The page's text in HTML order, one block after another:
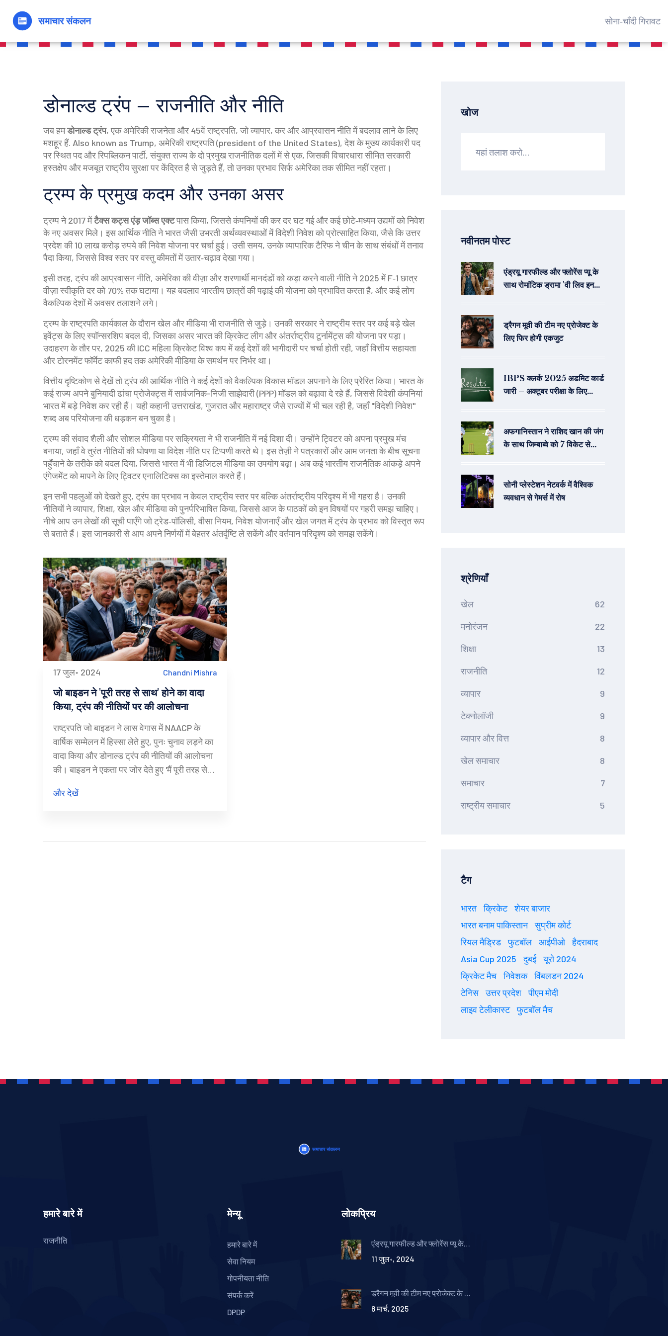
सोना‑चाँदी गिरावट
डोनाल्ड ट्रंप – राजनीति और नीति
जब हमडोनाल्ड ट्रंप,एक अमेरिकी राजनेता और 45वें राष्ट्रपति, जो व्यापार, कर और आप्रवासन नीति में बदलाव लाने के लिए
मशहूर हैं. Also known as Trump, अमेरिकी राष्ट्रपति(president of the United States),देश के मुख्य कार्यकारी पद
पर स्थित पदऔररिपब्लिकन पार्टी,संयुक्त राज्य के दो प्रमुख राजनीतिक दलों में से एक, जिसकी विचारधारा सीमित सरकारी
हस्तक्षेप और मजबूत राष्ट्रीय सुरक्षा पर केंद्रित हैसे जुड़ते हैं, तो उनका प्रभाव सिर्फ अमेरिका तक सीमित नहीं रहता।
ट्रम्प के प्रमुख कदम और उनका असर
ट्रम्प ने 2017 मेंटैक्स कट्स एंड़ जॉब्स एक्टपास किया, जिससे कंपनियों की कर दर घट गई और कई छोटे‑मध्यम उद्यमों को निवेश
के नए अवसर मिले। इस आर्थिक नीति ने भारत जैसी उभरती अर्थव्यवस्थाओं में विदेशी निवेश को प्रोत्साहित किया, जैसे कि उत्तर
प्रदेश की 10 लाख करोड़ रुपये की निवेश योजना पर चर्चा हुई। उसी समय, उनके व्यापारिक टैरिफ ने चीन के साथ संबंधों में तनाव
पैदा किया, जिससे विश्व स्तर पर वस्तु कीमतों में उतार‑चढ़ाव देखा गया।
इसी तरह, ट्रंप कीआप्रवासन नीति, अमेरिका की वीज़ा और शरणार्थी मानदंडों को कड़ा करने वाली नीतिने 2025 में F‑1 छात्र
वीज़ा स्वीकृति दर को 70% तक घटाया। यह बदलाव भारतीय छात्रों की पढ़ाई की योजना को प्रभावित करता है, और कई लोग
वैकल्पिक देशों में अवसर तलाशने लगे।
ट्रम्प के राष्ट्रपति कार्यकाल के दौरान खेल और मीडिया भी राजनीति से जुड़े। उनकी सरकार ने राष्ट्रीय स्तर पर कई बड़े खेल
इवेंट्स के लिए स्पॉन्सरशिप बदल दी, जिसका असर भारत की क्रिकेट लीग और अंतर्राष्ट्रीय टूर्नामेंट्स की योजना पर पड़ा।
उदाहरण के तौर पर, 2025 की ICC महिला क्रिकेट विश्व कप में कई देशों की भागीदारी पर चर्चा होती रही, जहाँ वित्तीय सहायता
और टोरनमेंट फॉर्मेट काफी हद तक अमेरिकी मीडिया के समर्थन पर निर्भर था।
वित्तीय दृष्टिकोण से देखें तो ट्रंप की आर्थिक नीति ने कई देशों को वैकल्पिक विकास मॉडल अपनाने के लिए प्रेरित किया। भारत के
कई राज्य अपने बुनियादी ढांचा प्रोजेक्ट्स में सार्वजनिक-निजी साझेदारी (PPP) मॉडल को बढ़ावा दे रहे हैं, जिससे विदेशी कंपनियां
भारत में बड़े निवेश कर रही हैं। यही कहानी उत्तराखंड, गुजरात और महाराष्ट्र जैसे राज्यों में भी चल रही है, जहाँ "विदेशी निवेश"
शब्द अब परियोजना की धड़कन बन चुका है।
ट्रम्प की संवाद शैली और सोशल मीडिया पर सक्रियता ने भी राजनीति में नई दिशा दी। उन्होंने ट्विटर को अपना प्रमुख मंच
बनाया, जहाँ वे तुरंत नीतियों की घोषणा या विदेश नीति पर टिप्पणी करते थे। इस तेज़ी ने पत्रकारों और आम जनता के बीच सूचना
पहुँचाने के तरीके को बदल दिया, जिससे भारत में भी डिजिटल मीडिया का उपयोग बढ़ा। अब कई भारतीय राजनैतिक आंकड़े अपने
एंगेजमेंट को मापने के लिए ट्विटर एनालिटिक्स का इस्तेमाल करते हैं।
इन सभी पहलुओं को देखते हुए, ट्रंप का प्रभाव न केवल राष्ट्रीय स्तर पर बल्कि अंतर्राष्ट्रीय परिदृश्य में भी गहरा है। उनकी
नीतियों ने व्यापार, शिक्षा, खेल और मीडिया को पुनर्परिभाषित किया, जिससे आज के पाठकों को इन विषयों पर गहरी समझ चाहिए।
नीचे आप उन लेखों की सूची पाएँगे जो ट्रेड‑पॉलिसी, वीसा नियम, निवेश योजनाएँ और खेल जगत में ट्रंप के प्रभाव को विस्तृत रूप
से बताते हैं। इस जानकारी से आप अपने निर्णयों में बेहतर अंतर्दृष्टि ले सकेंगे और वर्तमान परिदृश्य को समझ सकेंगे।
17 जुल॰ 2024 Chandni Mishra
जो बाइडन ने 'पूरी तरह से साथ' होने का वादा
किया, ट्रंप की नीतियों पर की आलोचना
राष्ट्रपति जो बाइडन ने लास वेगास में NAACP के
वार्षिक सम्मेलन में हिस्सा लेते हुए, पुनः चुनाव लड़ने का
वादा किया और डोनाल्ड ट्रंप की नीतियों की आलोचना
की। बाइडन ने एकता पर जोर देते हुए 'मैं पूरी तरह से
मुद्दों पर ट्रंप की विफलताओं को गिनाया।
और देखें
खोज
नवीनतम पोस्ट
एंड्रयू गारफील्ड और फ्लोरेंस प्यू के
साथ रोमांटिक ड्रामा 'वी लिव इन
ड्रैगन मूवी की टीम नए प्रोजेक्ट के
लिए फिर होगी एकजुट
IBPS क्लर्क 2025 अडमिट कार्ड
जारी – अक्टूबर परीक्षा के लिए
अफगानिस्तान ने राशिद खान की जंग
के साथ जिम्बाब्वे को 7 विकेट से
सोनी प्लेस्टेशन नेटवर्क में वैश्विक
व्यवधान से गेमर्स में रोष
श्रेणियाँ
खेल 62
मनोरंजन 22
शिक्षा 13
राजनीति 12
व्यापार 9
टेक्नोलॉजी 9
व्यापार और वित्त 8
खेल समाचार 8
समाचार 7
राष्ट्रीय समाचार 5
टैग
भारत क्रिकेट
शेयर बाजार
भारत बनाम पाकिस्तान
सुप्रीम कोर्ट
रियल मैड्रिड
फुटबॉल आईपीओ
हैदराबाद
Asia Cup 2025
दुबई
यूरो 2024
क्रिकेट मैच
निवेशक
विंबलडन 2024
टेनिस
उत्तर प्रदेश
पीएम मोदी
लाइव टेलीकास्ट
फुटबॉल मैच
हमारे बारे में
राजनीति
मेन्यू
हमारे बारे में
सेवा नियम
गोपनीयता नीति
संपर्क करें
DPDP
लोकप्रिय
एंड्रयू गारफील्ड और फ्लोरेंस प्यू के
का ट्रेलर ए24 ने किया जारी
11 जुल॰, 2024
ड्रैगन मूवी की टीम नए प्रोजेक्ट के लिए
8 मार्च, 2025